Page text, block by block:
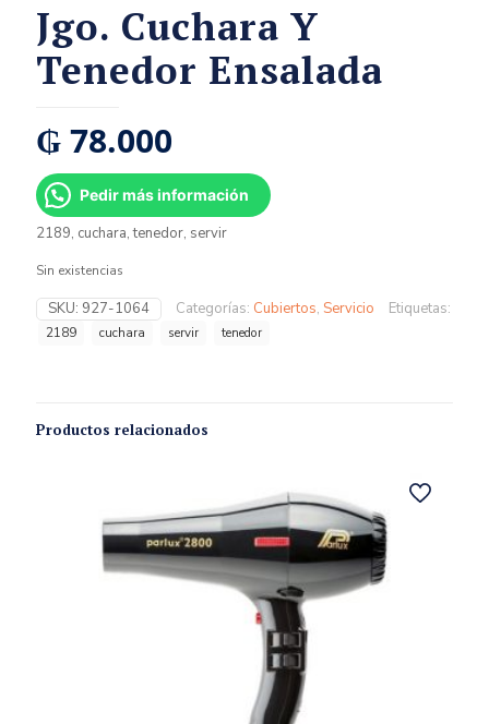
Jgo. Cuchara Y
Tenedor Ensalada
₲78.000
Pedir más información
2189, cuchara, tenedor, servir
Sin existencias
SKU: 927-1064 Categorías: Cubiertos, Servicio Etiquetas:
2189 cuchara servir tenedor
Productos relacionados